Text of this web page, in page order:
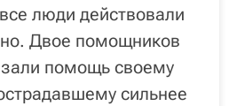
люди действовали
Двое помощников
помощь своему
сильнее